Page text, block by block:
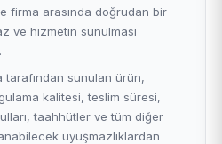
firma arasında doğrudan bir
ve hizmetin sunulması
sunulan ürün,
kalitesi, teslim süresi,
taahhütler ve tüm diğer
uyuşmazlıklardan